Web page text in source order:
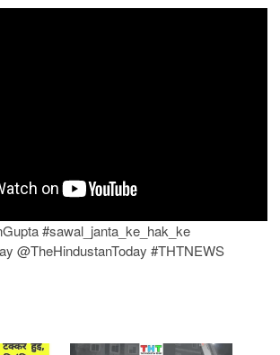
#sawal_janta_ke_hak_ke
@TheHindustanToday #THTNEWS